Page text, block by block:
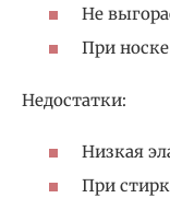
Не
При носке
Недостатки:
Низкая
При